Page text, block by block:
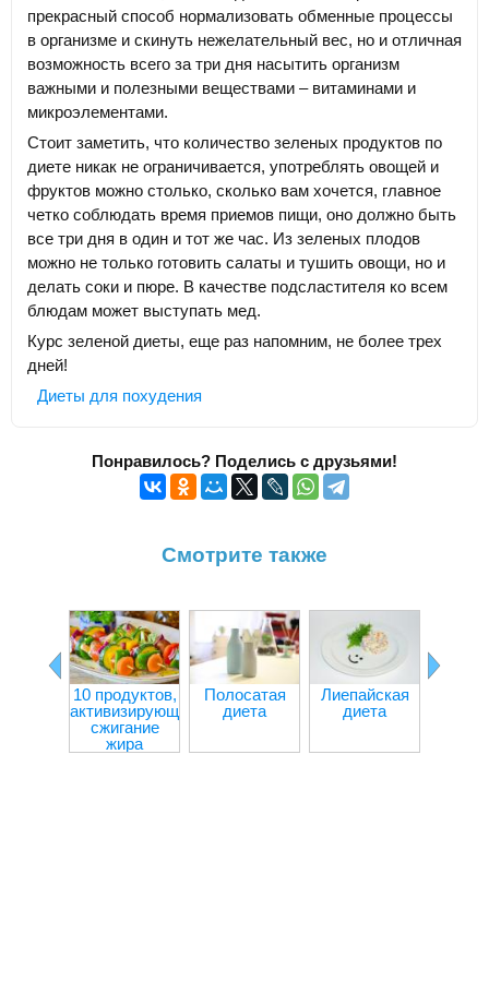
прекрасный способ нормализовать обменные процессы
в организме и скинуть нежелательный вес, но и отличная
возможность всего за три дня насытить организм
важными и полезными веществами – витаминами и
микроэлементами.
Стоит заметить, что количество зеленых продуктов по
диете никак не ограничивается, употреблять овощей и
фруктов можно столько, сколько вам хочется, главное
четко соблюдать время приемов пищи, оно должно быть
все три дня в один и тот же час. Из зеленых плодов
можно не только готовить салаты и тушить овощи, но и
делать соки и пюре. В качестве подсластителя ко всем
блюдам может выступать мед.
Курс зеленой диеты, еще раз напомним, не более трех
дней!
Диеты для похудения
Понравилось? Поделись с друзьями!
Смотрите также
10 продуктов,
активизирующих
сжигание
жира
Полосатая
диета
Лиепайская
диета